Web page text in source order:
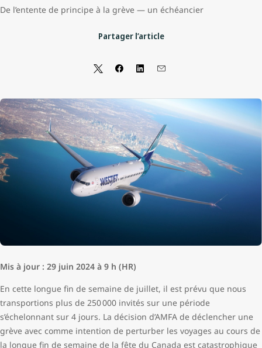
De l’entente de principe à la grève — un échéancier
Partager l’article
Mis à jour : 29 juin 2024 à 9 h (HR)
En cette longue fin de semaine de juillet, il est prévu que nous
transportions plus de 250 000 invités sur une période
s’échelonnant sur 4 jours. La décision d’AMFA de déclencher une
grève avec comme intention de perturber les voyages au cours de
la longue fin de semaine de la fête du Canada est catastrophique